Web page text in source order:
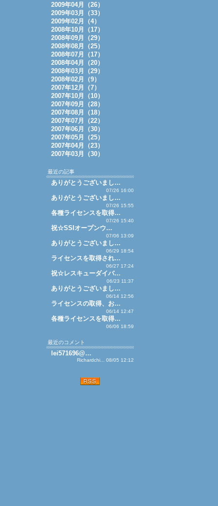
2009年04月（26）
2009年03月（33）
2009年02月（4）
2008年10月（17）
2008年09月（29）
2008年08月（25）
2008年07月（17）
2008年04月（20）
2008年03月（29）
2008年02月（9）
2007年12月（7）
2007年10月（10）
2007年09月（28）
2007年08月（18）
2007年07月（22）
2007年06月（30）
2007年05月（25）
2007年04月（23）
2007年03月（30）
最近の記事
ありがとうございまし…
07/26 16:00
ありがとうございまし…
07/26 15:55
各種ライセンスを取得…
07/26 15:40
祝☆SSIオープンウ…
07/06 13:09
ありがとうございまし…
06/29 18:54
ライセンスを取得され…
06/27 17:24
祝☆レスキューダイバ…
06/23 11:37
ありがとうございまし…
06/14 12:56
ライセンスの取得、お…
06/14 12:47
各種ライセンスを取得…
06/06 18:59
最近のコメント
lei571696@…
Richardchi... 08/05 12:12